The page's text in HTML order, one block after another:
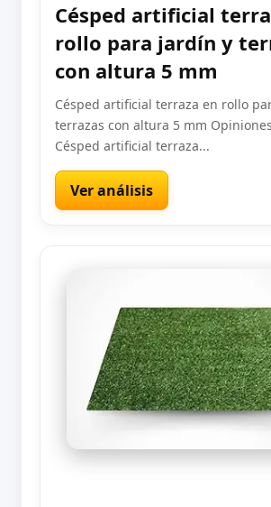
Césped artificial
rollo para jardín y
con altura 5 mm
Césped artificial terraza en rollo
terrazas con altura 5 mm
Césped artificial terraza...
Ver análisis